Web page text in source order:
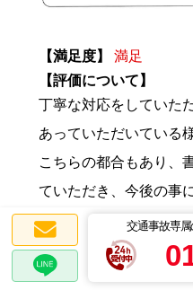
交通事故専
【満足度】
満足
【評価について】
丁寧な対応をしていた
あっていただいている
こちらの都合もあり、
ていただき、今後の事
もらい理解して、安心
した。